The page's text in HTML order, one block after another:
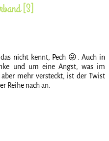
[3]
nicht kennt, Pech 😜. Auch in
und um eine Angst, was im
mehr versteckt, ist der Twist
Reihe nach an.